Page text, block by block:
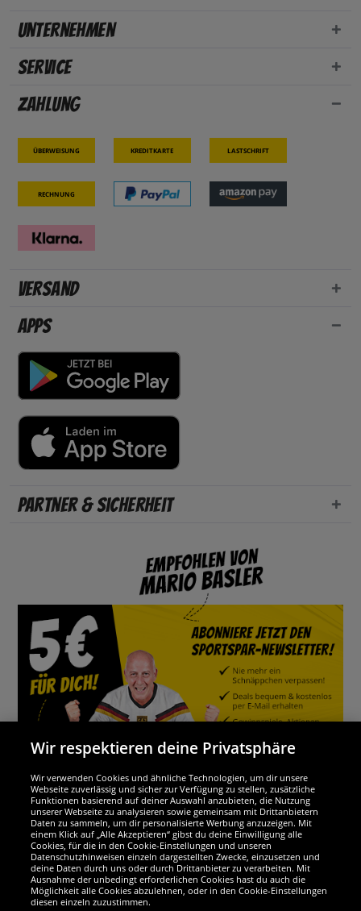
Unternehmen
Service
Zahlung
Überweisung Kreditkarte Lastschrift
Rechnung
Versand
Apps
Partner & Sicherheit
Wir sind ausgezeichnet
Wir respektieren deine Privatsphäre
Wir verwenden Cookies und ähnliche Technologien, um dir unsere
Webseite zuverlässig und sicher zur Verfügung zu stellen, zusätzliche
Funktionen basierend auf deiner Auswahl anzubieten, die Nutzung
unserer Webseite zu analysieren sowie gemeinsam mit Drittanbietern
Daten zu sammeln, um dir personalisierte Werbung anzuzeigen. Mit
einem Klick auf „Alle Akzeptieren“ gibst du deine Einwilligung alle
Cookies, für die in den Cookie-Einstellungen und unseren
Datenschutzhinweisen einzeln dargestellten Zwecke, einzusetzen und
deine Daten durch uns oder durch Drittanbieter zu verarbeiten. Mit
Ausnahme der unbedingt erforderlichen Cookies hast du auch die
Möglichkeit alle Cookies abzulehnen, oder in den Cookie-Einstellungen
diesen einzeln zuzustimmen.